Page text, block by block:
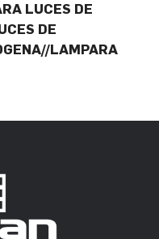
LUCES DE
DE
LAMPARA